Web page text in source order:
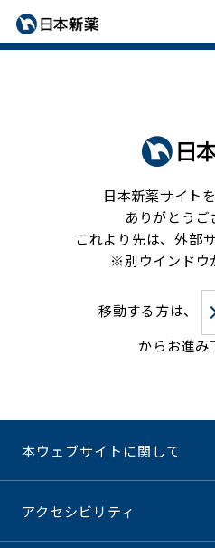
日本新薬サイト
ありがとうご
これより先は、外部
※別ウインドウ
移動する方は、
からお進み
本ウェブサイトに関して
アクセシビリティ